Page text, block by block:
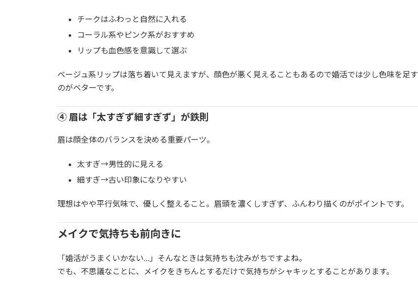
チークはふわっと自然に入れる
コーラル系やピンク系がおすすめ
リップも血色感を意識して選ぶ
ベージュ系リップは落ち着いて見えますが、顔色が悪く見えることもあるので婚活では少し色味を足す
のがベターです。
④ 眉は「太すぎず細すぎず」が鉄則
眉は顔全体のバランスを決める重要パーツ。
太すぎ→男性的に見える
細すぎ→古い印象になりやすい
理想はやや平行気味で、優しく整えること。眉頭を濃くしすぎず、ふんわり描くのがポイントです。
メイクで気持ちも前向きに
「婚活がうまくいかない…」そんなときは気持ちも沈みがちですよね。
でも、不思議なことに、メイクをきちんとするだけで気持ちがシャキッとすることがあります。